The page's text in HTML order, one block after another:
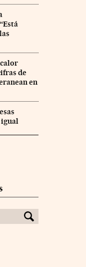
de
en
igual